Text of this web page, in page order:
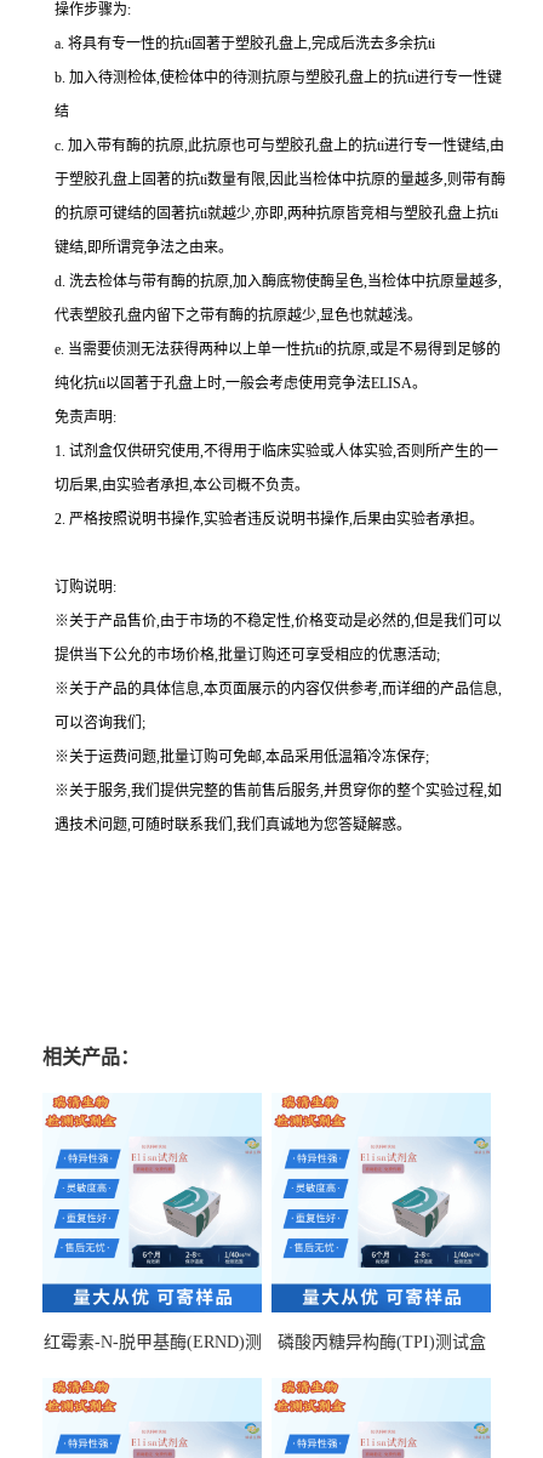
操作步骤为:
a. 将具有专一性的抗ti固著于塑胶孔盘上,完成后洗去多余抗ti
b. 加入待测检体,使检体中的待测抗原与塑胶孔盘上的抗ti进行专一性键
结
c. 加入带有酶的抗原,此抗原也可与塑胶孔盘上的抗ti进行专一性键结,由
于塑胶孔盘上固著的抗ti数量有限,因此当检体中抗原的量越多,则带有酶
的抗原可键结的固著抗ti就越少,亦即,两种抗原皆竞相与塑胶孔盘上抗ti
键结,即所谓竞争法之由来。
d. 洗去检体与带有酶的抗原,加入酶底物使酶呈色,当检体中抗原量越多,
代表塑胶孔盘内留下之带有酶的抗原越少,显色也就越浅。
e. 当需要侦测无法获得两种以上单一性抗ti的抗原,或是不易得到足够的
纯化抗ti以固著于孔盘上时,一般会考虑使用竞争法ELISA。
免责声明:
1. 试剂盒仅供研究使用,不得用于临床实验或人体实验,否则所产生的一
切后果,由实验者承担,本公司概不负责。
2. 严格按照说明书操作,实验者违反说明书操作,后果由实验者承担。
订购说明:
※关于产品售价,由于市场的不稳定性,价格变动是必然的,但是我们可以
提供当下公允的市场价格,批量订购还可享受相应的优惠活动;
※关于产品的具体信息,本页面展示的内容仅供参考,而详细的产品信息,
可以咨询我们;
※关于运费问题,批量订购可免邮,本品采用低温箱冷冻保存;
※关于服务,我们提供完整的售前售后服务,并贯穿你的整个实验过程,如
遇技术问题,可随时联系我们,我们真诚地为您答疑解惑。
相关产品：
红霉素-N-脱甲基酶(ERND)测
磷酸丙糖异构酶(TPI)测试盒